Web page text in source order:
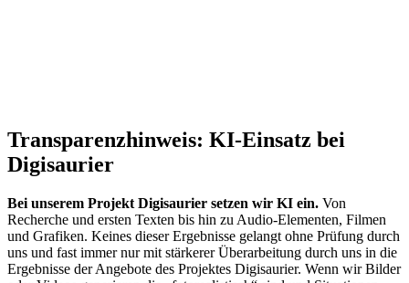
Transparenzhinweis: KI-Einsatz bei
Digisaurier
Bei unserem Projekt Digisaurier setzen wir KI ein. Von
Recherche und ersten Texten bis hin zu Audio-Elementen, Filmen
und Grafiken. Keines dieser Ergebnisse gelangt ohne Prüfung durch
uns und fast immer nur mit stärkerer Überarbeitung durch uns in die
Ergebnisse der Angebote des Projektes Digisaurier. Wenn wir Bilder